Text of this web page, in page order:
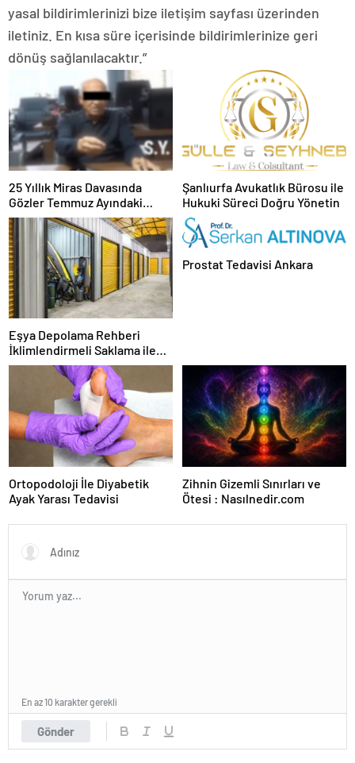
yasal bildirimlerinizi bize iletişim sayfası üzerinden
iletiniz. En kısa süre içerisinde bildirimlerinize geri
dönüş sağlanılacaktır.”
25 Yıllık Miras Davasında
Gözler Temmuz Ayındaki
Karar Duruşmasına Çevrildi
Şanlıurfa Avukatlık Bürosu ile
Hukuki Süreci Doğru Yönetin
Eşya Depolama Rehberi
İklimlendirmeli Saklama ile
Güvenli Kullanım
Prostat Tedavisi Ankara
Ortopodoloji İle Diyabetik
Ayak Yarası Tedavisi
Zihnin Gizemli Sınırları ve
Ötesi : Nasılnedir.com
Gönder
En az 10 karakter gerekli